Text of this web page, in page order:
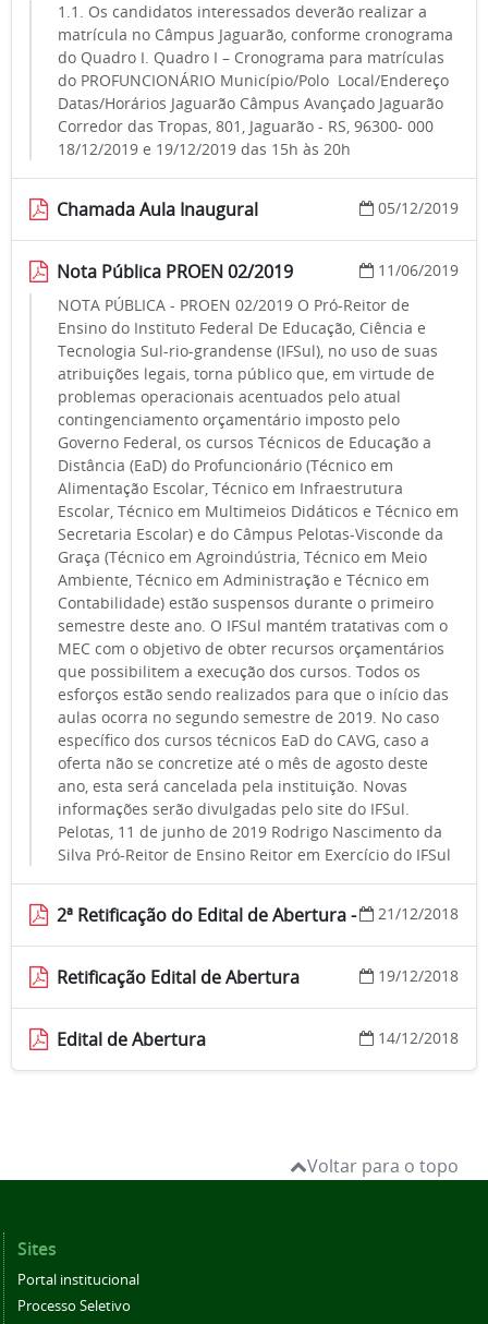
1.1. Os candidatos interessados deverão realizar a
matrícula no Câmpus Jaguarão, conforme cronograma
do Quadro I. Quadro I – Cronograma para matrículas
do PROFUNCIONÁRIO Município/Polo Local/Endereço
Datas/Horários Jaguarão Câmpus Avançado Jaguarão
Corredor das Tropas, 801, Jaguarão - RS, 96300- 000
18/12/2019 e 19/12/2019 das 15h às 20h
Chamada Aula Inaugural 05/12/2019
Nota Pública PROEN 02/2019
11/06/2019
NOTA PÚBLICA - PROEN 02/2019 O Pró-Reitor de
Ensino do Instituto Federal De Educação, Ciência e
Tecnologia Sul-rio-grandense (IFSul), no uso de suas
atribuições legais, torna público que, em virtude de
problemas operacionais acentuados pelo atual
contingenciamento orçamentário imposto pelo
Governo Federal, os cursos Técnicos de Educação a
Distância (EaD) do Profuncionário (Técnico em
Alimentação Escolar, Técnico em Infraestrutura
Escolar, Técnico em Multimeios Didáticos e Técnico em
Secretaria Escolar) e do Câmpus Pelotas-Visconde da
Graça (Técnico em Agroindústria, Técnico em Meio
Ambiente, Técnico em Administração e Técnico em
Contabilidade) estão suspensos durante o primeiro
semestre deste ano. O IFSul mantém tratativas com o
MEC com o objetivo de obter recursos orçamentários
que possibilitem a execução dos cursos. Todos os
esforços estão sendo realizados para que o início das
aulas ocorra no segundo semestre de 2019. No caso
específico dos cursos técnicos EaD do CAVG, caso a
oferta não se concretize até o mês de agosto deste
ano, esta será cancelada pela instituição. Novas
informações serão divulgadas pelo site do IFSul.
Pelotas, 11 de junho de 2019 Rodrigo Nascimento da
Silva Pró-Reitor de Ensino Reitor em Exercício do IFSul
2ª Retificação do Edital de Abertura - 21/12/2018
Retificação Edital de Abertura 19/12/2018
Edital de Abertura 14/12/2018
Voltar para o topo
Sites
Portal institucional
Processo Seletivo